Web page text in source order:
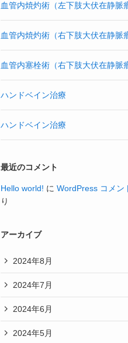
血管内焼灼術（左下肢大伏在静脈
血管内焼灼術（右下肢大伏在静脈
血管内塞栓術（右下肢大伏在静脈
ハンドベイン治療
ハンドベイン治療
最近のコメント
Hello world! に WordPress コメン
り
アーカイブ
2024年8月
2024年7月
2024年6月
2024年5月